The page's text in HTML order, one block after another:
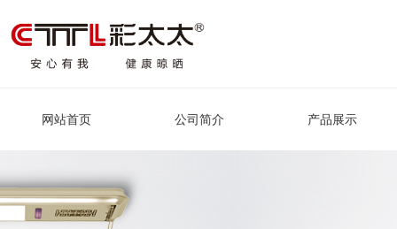
网站首页 公司简介 产品展示